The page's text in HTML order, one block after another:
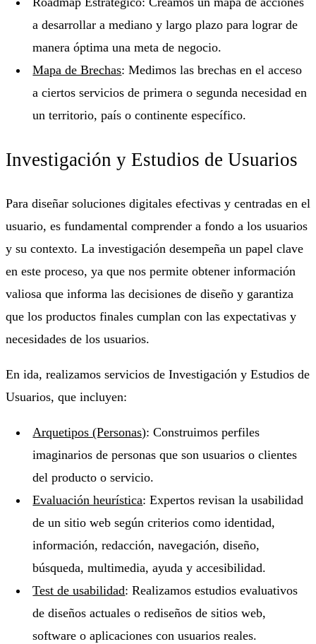
a desarrollar a mediano y largo plazo para lograr de
manera óptima una meta de negocio.
Mapa de Brechas: Medimos las brechas en el acceso
a ciertos servicios de primera o segunda necesidad en
un territorio, país o continente específico.
Investigación y Estudios de Usuarios
Para diseñar soluciones digitales efectivas y centradas en el
usuario, es fundamental comprender a fondo a los usuarios
y su contexto. La investigación desempeña un papel clave
en este proceso, ya que nos permite obtener información
valiosa que informa las decisiones de diseño y garantiza
que los productos finales cumplan con las expectativas y
necesidades de los usuarios.
En ida, realizamos servicios de Investigación y Estudios de
Usuarios, que incluyen:
Arquetipos (Personas): Construimos perfiles
imaginarios de personas que son usuarios o clientes
del producto o servicio.
Evaluación heurística: Expertos revisan la usabilidad
de un sitio web según criterios como identidad,
información, redacción, navegación, diseño,
búsqueda, multimedia, ayuda y accesibilidad.
Test de usabilidad: Realizamos estudios evaluativos
de diseños actuales o rediseños de sitios web,
software o aplicaciones con usuarios reales.